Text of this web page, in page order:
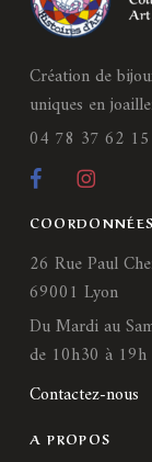
Création de
uniques en
04 78 37 62 15
COORDONNÉES
26 Rue Paul
69001 Lyon
Du Mardi au
de 10h30 à 19h
Contactez-nous
A PROPOS